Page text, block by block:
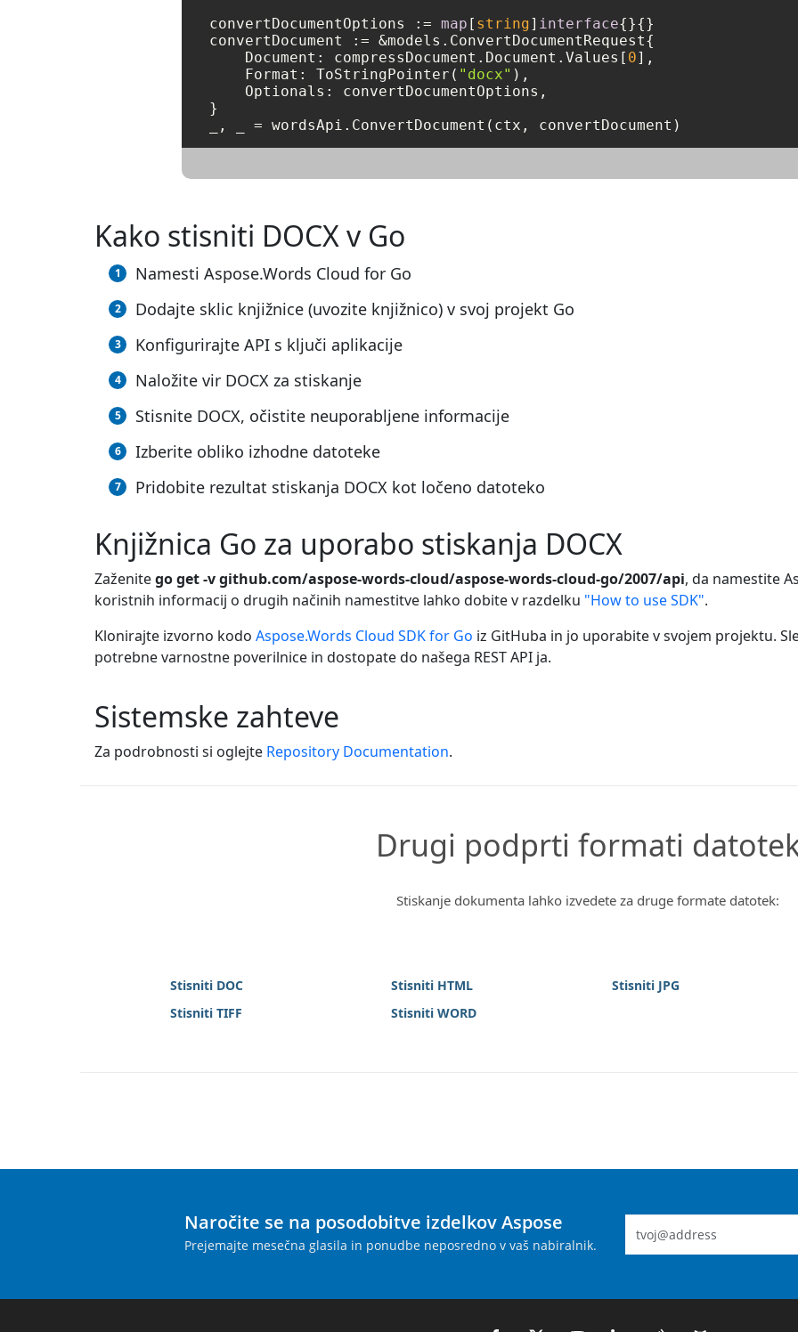
convertDocumentOptions := map [ string] interface{}{}
convertDocument := &models.ConvertDocumentRequest{
    Document: compressDocument.Document.Values[
0],
    Format: ToStringPointer(
"docx" ),
    Optionals: convertDocumentOptions,
}
_, _ = wordsApi.ConvertDocument(ctx, convertDocument)
Kako stisniti DOCX v Go
Namesti Aspose.Words Cloud for Go
Dodajte sklic knjižnice (uvozite knjižnico) v svoj projekt Go
Konfigurirajte API s ključi aplikacije
Naložite vir DOCX za stiskanje
Stisnite DOCX, očistite neuporabljene informacije
Izberite obliko izhodne datoteke
Pridobite rezultat stiskanja DOCX kot ločeno datoteko
Knjižnica Go za uporabo stiskanja DOCX
Zaženitego get -v github.com/aspose-words-cloud/aspose-words-cloud-go/2007/api, da namestite
koristnih informacij o drugih načinih namestitve lahko dobite v razdelku "How to use SDK".
Klonirajte izvorno kodo Aspose.Words Cloud SDK for Go iz GitHuba in jo uporabite v svojem projektu.
potrebne varnostne poverilnice in dostopate do našega REST API ja.
Sistemske zahteve
Za podrobnosti si oglejte Repository Documentation.
Drugi podprti formati
Stiskanje dokumenta lahko izvedete za druge formate datotek:
Stisniti DOC Stisniti HTML Stisniti JPG
Stisniti TIFF
Stisniti WORD
Naročite se na posodobitve izdelkov Aspose
Prejemajte mesečna glasila in ponudbe neposredno v vaš nabiralnik.